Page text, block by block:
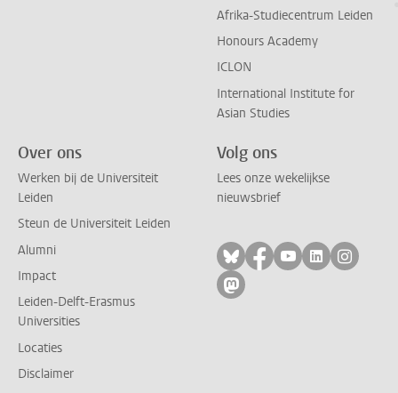
Afrika-Studiecentrum Leiden
Honours Academy
ICLON
International Institute for
Asian Studies
Over ons
Werken bij de Universiteit
Leiden
Steun de Universiteit Leiden
Alumni
Impact
Leiden-Delft-Erasmus
Universities
Locaties
Disclaimer
Volg ons
Lees onze wekelijkse
nieuwsbrief
Volg ons op bluesky
Volg ons op
Volg ons op
Volg ons
Volg
Volg ons op mastodon